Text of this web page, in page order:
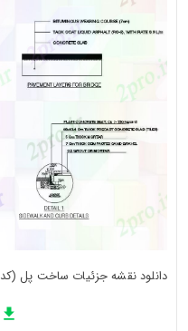
دانلود نقشه جزئیات ساخت پل (کد38601)